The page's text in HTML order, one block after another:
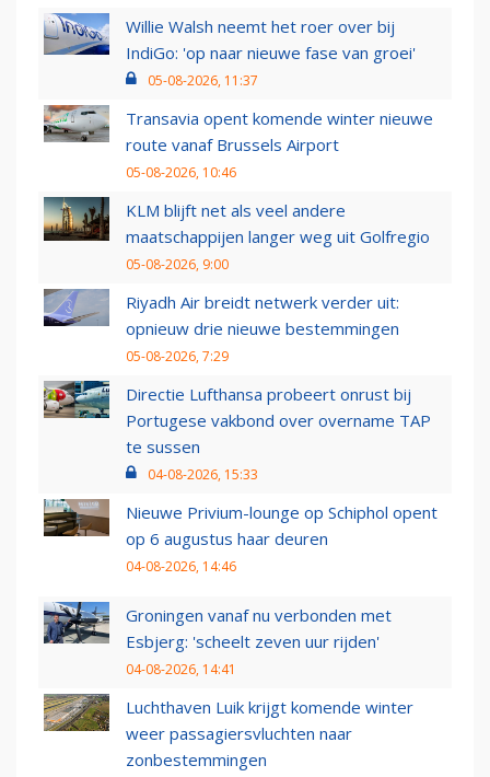
Willie Walsh neemt het roer over bij
IndiGo: 'op naar nieuwe fase van groei'
05-08-2026, 11:37
Transavia opent komende winter nieuwe
route vanaf Brussels Airport
05-08-2026, 10:46
KLM blijft net als veel andere
maatschappijen langer weg uit Golfregio
05-08-2026, 9:00
Riyadh Air breidt netwerk verder uit:
opnieuw drie nieuwe bestemmingen
05-08-2026, 7:29
Directie Lufthansa probeert onrust bij
Portugese vakbond over overname TAP
te sussen
04-08-2026, 15:33
Nieuwe Privium-lounge op Schiphol opent
op 6 augustus haar deuren
04-08-2026, 14:46
Groningen vanaf nu verbonden met
Esbjerg: 'scheelt zeven uur rijden'
04-08-2026, 14:41
Luchthaven Luik krijgt komende winter
weer passagiersvluchten naar
zonbestemmingen